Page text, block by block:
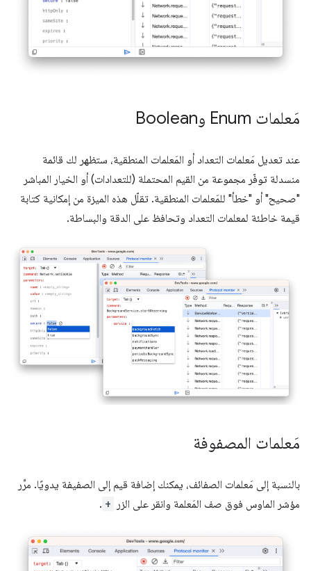
مَعلمات Enum وBoolean
عند تعديل مَعلمات التعداد أو المَعلمات المنطقية، ستظهر لك قائمة
منسدلة توفّر مجموعة من القيم المحتملة (للتعدادات) أو الخيار المباشر
"صحيح" أو "خطأ" للمَعلمات المنطقية. تقلّل هذه الميزة من إمكانية كتابة
قيمة خاطئة لمعلمات التعداد وتحافظ على الدقة والبساطة.
مَعلمات المصفوفة
بالنسبة إلى مَعلمات الصفائف، يمكنك إضافة قيم إلى الصفيفة يدويًا. مرِّر
مؤشر الماوس فوق صف المَعلمة وانقر على الزر
+
.